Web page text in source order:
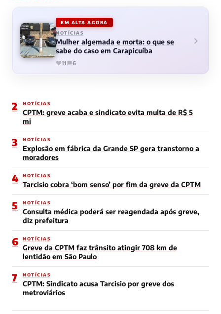
EM ALTA AGORA
NOTÍCIAS
Mulher algemada e morta: o que se
sabe do caso em Carapicuíba
11 6
2 NOTÍCIAS
CPTM: greve acaba e sindicato evita multa de R$ 5
mi
3 NOTÍCIAS
Explosão em fábrica da Grande SP gera transtorno a
moradores
4 NOTÍCIAS
Tarcisio cobra ‘bom senso’ por fim da greve da CPTM
5 NOTÍCIAS
Consulta médica poderá ser reagendada após greve,
diz prefeitura
6 NOTÍCIAS
Greve da CPTM faz trânsito atingir 708 km de
lentidão em São Paulo
7 NOTÍCIAS
CPTM: Sindicato acusa Tarcisio por greve dos
metroviários